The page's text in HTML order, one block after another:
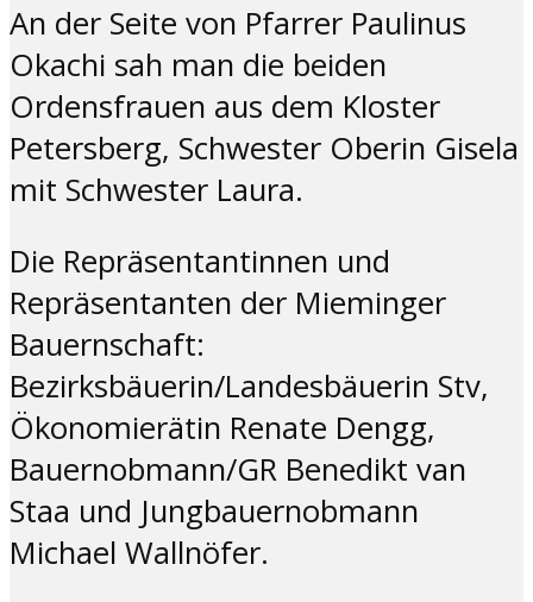
An der Seite von Pfarrer Paulinus
Okachi sah man die beiden
Ordensfrauen aus dem Kloster
Petersberg, Schwester Oberin Gisela
mit Schwester Laura.
Die Repräsentantinnen und
Repräsentanten der Mieminger
Bauernschaft:
Bezirksbäuerin/Landesbäuerin Stv,
Ökonomierätin Renate Dengg,
Bauernobmann/GR Benedikt van
Staa und Jungbauernobmann
Michael Wallnöfer.